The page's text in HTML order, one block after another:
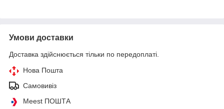
Умови доставки
Доставка здійснюється тільки по передоплаті.
Нова Пошта
Самовивіз
Meest ПОШТА